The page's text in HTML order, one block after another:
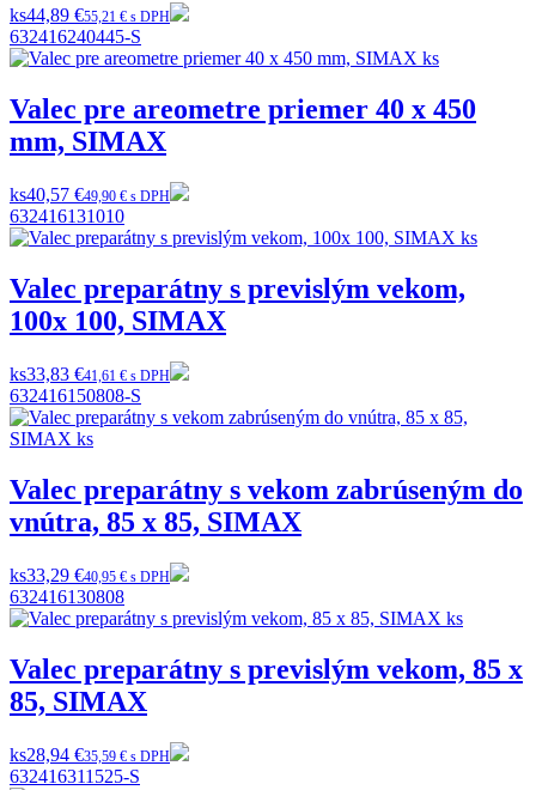
ks44,89 €55,21 € s DPH
632416240445-S
Valec pre areometre priemer 40 x 450
mm, SIMAX
ks40,57 €49,90 € s DPH
632416131010
Valec preparátny s previslým vekom,
100x 100, SIMAX
ks33,83 €41,61 € s DPH
632416150808-S
Valec preparátny s vekom zabrúseným do
vnútra, 85 x 85, SIMAX
ks33,29 €40,95 € s DPH
632416130808
Valec preparátny s previslým vekom, 85 x
85, SIMAX
ks28,94 €35,59 € s DPH
632416311525-S